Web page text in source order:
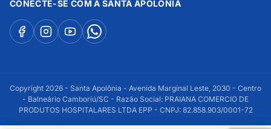
CONECTE-SE COM A SANTA APOLÔNIA
Copyright 2026 - Santa Apolônia - Avenida Marginal Leste, 2030 - Centro
- Balneário Camboriú/SC - Razão Social: PRAIANA COMERCIO DE
PRODUTOS HOSPITALARES LTDA EPP - CNPJ: 82.858.903/0001-72